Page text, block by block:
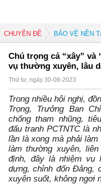
CHUYÊN ĐỀ BẢO VỆ NỀN
Chú trọng cả “xây” và
vụ thường xuyên, lâu
Thứ tư, ngày 30-08-2023
Trong nhiều hội nghị,
Trọng, Trưởng Ban
chống tham nhũng,
đấu tranh PCTNTC là
lần là xong mà phải
làm thường xuyên,
định, đây là nhiệm vụ
dựng, chỉnh đốn Đảng,
xuyên suốt, không ngơi